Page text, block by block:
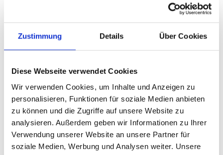
Zustimmung Details Über Cookies
Diese Webseite verwendet Cookies
Wir verwenden Cookies, um Inhalte und Anzeigen zu
personalisieren, Funktionen für soziale Medien anbieten
zu können und die Zugriffe auf unsere Website zu
analysieren. Außerdem geben wir Informationen zu Ihrer
Verwendung unserer Website an unsere Partner für
soziale Medien, Werbung und Analysen weiter. Unsere
Anfahrschutz
Säulenschutz
Schutz für EV-Ladesäule & EV-Ladestation
Rammschutzbügel
Baumschutz
Gerüstschutz
Straßen- oder Gebietsablagerungen